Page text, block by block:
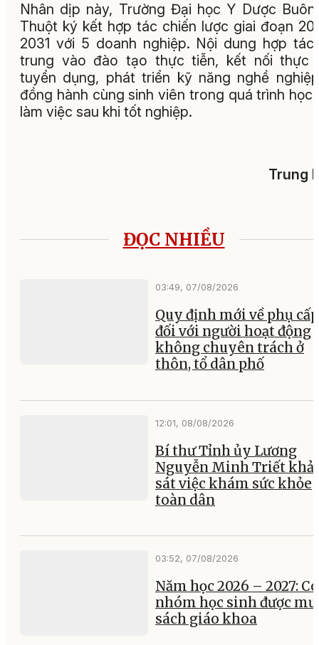
Nhân dịp này, Trường Đại học Y Dược
Thuột ký kết hợp tác chiến lược giai đoạn
2031 với 5 doanh nghiệp. Nội dung hợp
trung vào đào tạo thực tiễn, kết nối thực
tuyển dụng, phát triển kỹ năng nghề
đồng hành cùng sinh viên trong quá trình học
làm việc sau khi tốt nghiệp.
Trung
ĐỌC NHIỀU
03:49, 07/08/2026
Quy định mới về phụ cấp
đối với người hoạt động
không chuyên trách ở
thôn, tổ dân phố
12:01, 08/08/2026
Bí thư Tỉnh ủy Lương
Nguyễn Minh Triết
sát việc khám sức khỏe
toàn dân
03:52, 07/08/2026
Năm học 2026 – 2027:
nhóm học sinh được
sách giáo khoa